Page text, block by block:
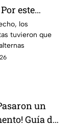
este
el
Vial Juan
León
los
tuvieron que
un
Guía de